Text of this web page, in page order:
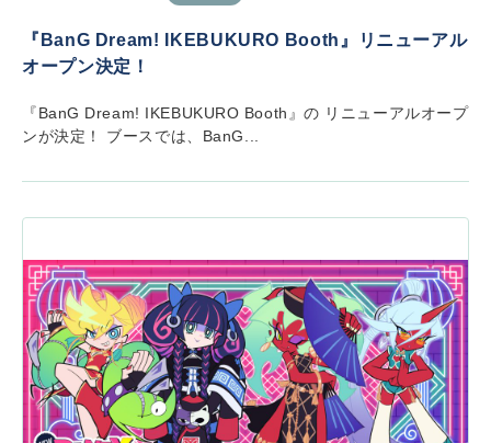
『BanG Dream! IKEBUKURO Booth』リニューアル
オープン決定！
『BanG Dream! IKEBUKURO Booth』の リニューアルオープ
ンが決定！ ブースでは、BanG...